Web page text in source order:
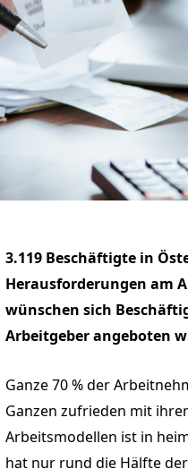
3.119 Beschäftigte in
Herausforderungen am
wünschen sich
Arbeitgeber angeboten
Ganze 70 % der
Ganzen zufrieden mit
Arbeitsmodellen ist in
hat nur rund die Hälfte